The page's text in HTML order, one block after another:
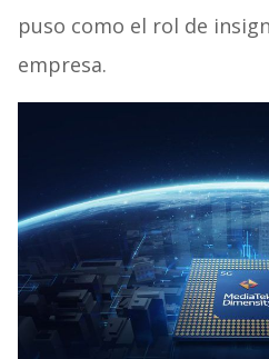
puso como el rol de
empresa.